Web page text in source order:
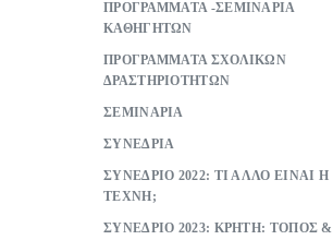
ΠΡΟΓΡΑΜΜΑΤΑ -ΣΕΜΙΝΑΡΙΑ
ΚΑΘΗΓΗΤΩΝ
ΠΡΟΓΡΑΜΜΑΤΑ ΣΧΟΛΙΚΩΝ
ΔΡΑΣΤΗΡΙΟΤΗΤΩΝ
ΣΕΜΙΝΑΡΙΑ
ΣΥΝΕΔΡΙΑ
ΣΥΝΕΔΡΙΟ 2022: ΤΙ ΑΛΛΟ ΕΙΝΑΙ Η
ΤΕΧΝΗ;
ΣΥΝΕΔΡΙΟ 2023: ΚΡΗΤΗ: ΤΟΠΟΣ &